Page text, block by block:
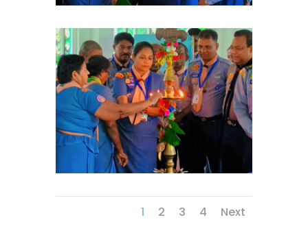
1 2 3 4 Next